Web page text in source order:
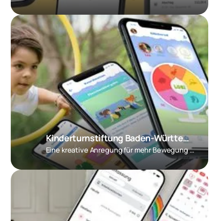
Kinderturnstiftung Baden-Württemberg – Kitu-App
Eine kreative Anregung für mehr Bewegung im Alltag!